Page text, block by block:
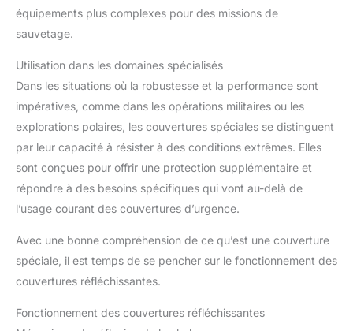
équipements plus complexes pour des missions de
sauvetage.
Utilisation dans les domaines spécialisés
Dans les situations où la robustesse et la performance sont
impératives, comme dans les opérations militaires ou les
explorations polaires, les couvertures spéciales se distinguent
par leur capacité à résister à des conditions extrêmes. Elles
sont conçues pour offrir une protection supplémentaire et
répondre à des besoins spécifiques qui vont au-delà de
l’usage courant des couvertures d’urgence.
Avec une bonne compréhension de ce qu’est une couverture
spéciale, il est temps de se pencher sur le fonctionnement des
couvertures réfléchissantes.
Fonctionnement des couvertures réfléchissantes